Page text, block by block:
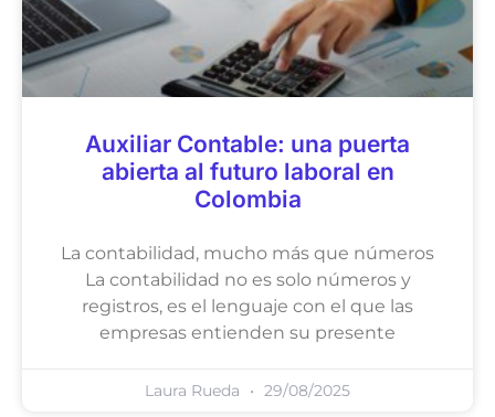
Auxiliar Contable: una puerta
abierta al futuro laboral en
Colombia
La contabilidad, mucho más que números
La contabilidad no es solo números y
registros, es el lenguaje con el que las
empresas entienden su presente
Laura Rueda 29/08/2025